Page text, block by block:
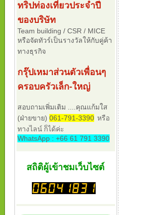
ทริปท่องเที่ยวประจำปี
ของบริษัท
Team building / CSR / MICE
หรือจัดทัวร์เป็นรางวัลให้กับคู่ค้า
ทางธุรกิจ
กรุ๊ปเหมาส่วนตัวเพื่อนๆ
ครอบครัวเล็ก-ใหญ่
สอบถามเพิ่มเติม ....คุณแก้มใส
(ฝ่ายขาย) 061-791-3390 หรือ
ทางไลน์ ก็ได้ค่ะ
WhatsApp : +66 61 791 3390
สถิติผู้เข้าชมเว็บไซต์